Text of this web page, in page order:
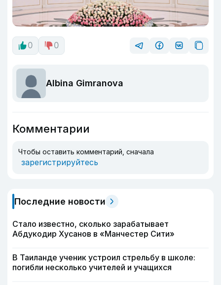
0 0
Albina Gimranova
Комментарии
Чтобы оставить комментарий, сначала
зарегистрируйтесь
Последние новости
Стало известно, сколько зарабатывает
Абдукодир Хусанов в «Манчестер Сити»
В Таиланде ученик устроил стрельбу в школе:
погибли несколько учителей и учащихся